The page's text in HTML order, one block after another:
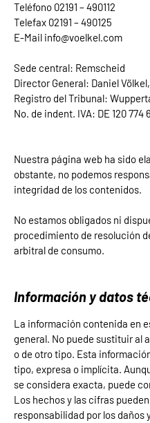
Teléfono 02191 – 490112
Telefax 02191 – 490125
E-Mail info@voelkel.com
Sede central: Remscheid
Director General: Daniel
Registro del Tribunal:
No. de indent. IVA: DE 120 774
Nuestra página web ha sido
obstante, no podemos
integridad de los contenidos.
No estamos obligados ni
procedimiento de resolución
arbitral de consumo.
Información y datos
La información contenida en
general. No puede sustituir al
o de otro tipo. Esta
tipo, expresa o implícita.
se considera exacta, puede
Los hechos y las cifras
responsabilidad por los daños